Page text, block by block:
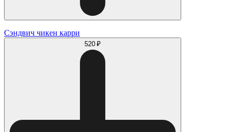
Сэндвич чикен карри
520 ₽